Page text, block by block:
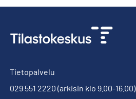
Tietopalvelu
029 551 2220 (arkisin klo 9.00-16.00)